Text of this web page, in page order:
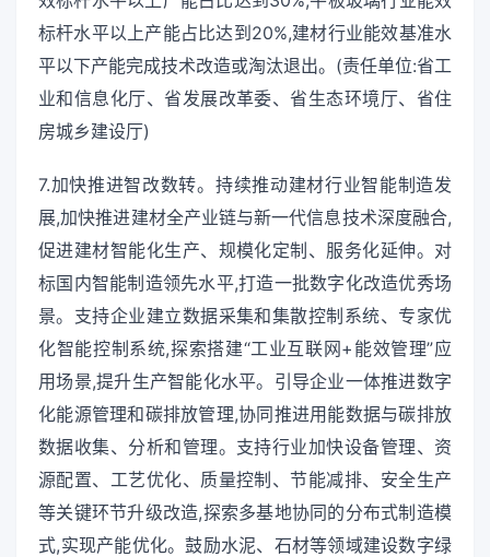
标杆水平以上产能占比达到20%,建材行业能效基准水
平以下产能完成技术改造或淘汰退出。(责任单位:省工
业和信息化厅、省发展改革委、省生态环境厅、省住
房城乡建设厅)
7.加快推进智改数转。持续推动建材行业智能制造发
展,加快推进建材全产业链与新一代信息技术深度融合,
促进建材智能化生产、规模化定制、服务化延伸。对
标国内智能制造领先水平,打造一批数字化改造优秀场
景。支持企业建立数据采集和集散控制系统、专家优
化智能控制系统,探索搭建“工业互联网+能效管理”应
用场景,提升生产智能化水平。引导企业一体推进数字
化能源管理和碳排放管理,协同推进用能数据与碳排放
数据收集、分析和管理。支持行业加快设备管理、资
源配置、工艺优化、质量控制、节能减排、安全生产
等关键环节升级改造,探索多基地协同的分布式制造模
式,实现产能优化。鼓励水泥、石材等领域建设数字绿